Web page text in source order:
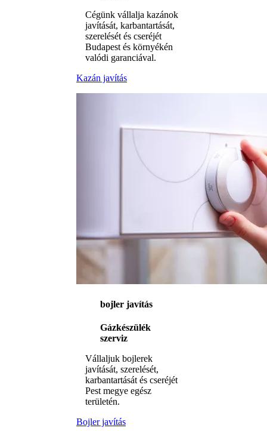
Cégünk vállalja kazánok
javítását, karbantartását,
szerelését és cseréjét
Budapest és környékén
valódi garanciával.
Kazán javítás
bojler javítás
Gázkészülék
szerviz
Vállaljuk bojlerek
javítását, szerelését,
karbantartását és cseréjét
Pest megye egész
területén.
Bojler javítás